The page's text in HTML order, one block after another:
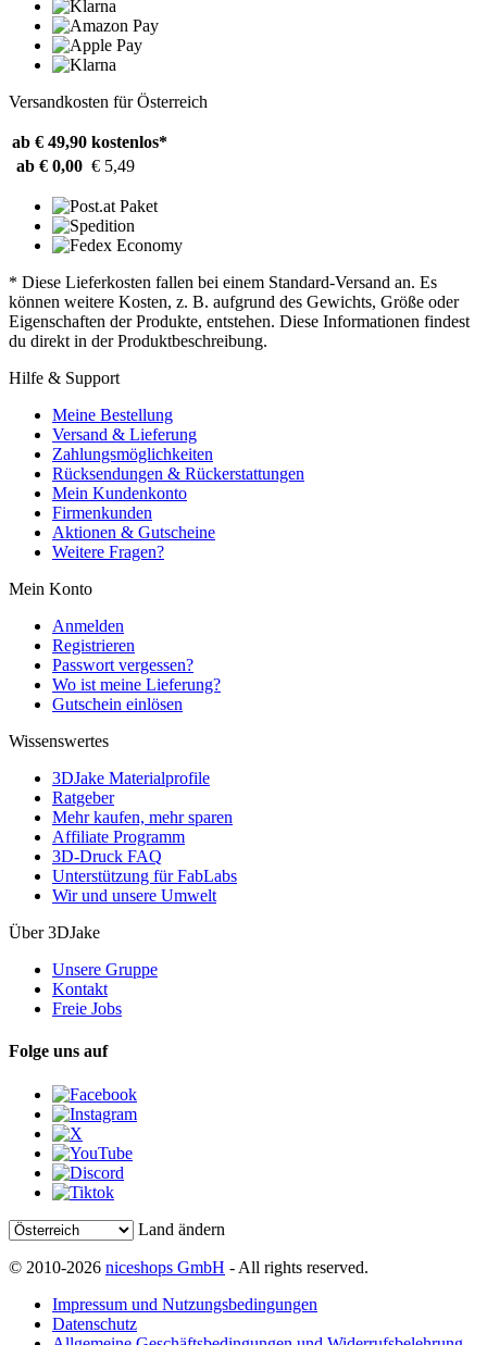
Versandkosten für Österreich
ab € 49,90 kostenlos*
ab € 0,00 € 5,49
* Diese Lieferkosten fallen bei einem Standard-Versand an. Es
können weitere Kosten, z. B. aufgrund des Gewichts, Größe oder
Eigenschaften der Produkte, entstehen. Diese Informationen findest
du direkt in der Produktbeschreibung.
Hilfe & Support
Meine Bestellung
Versand & Lieferung
Zahlungsmöglichkeiten
Rücksendungen & Rückerstattungen
Mein Kundenkonto
Firmenkunden
Aktionen & Gutscheine
Weitere Fragen?
Mein Konto
Anmelden
Registrieren
Passwort vergessen?
Wo ist meine Lieferung?
Gutschein einlösen
Wissenswertes
3DJake Materialprofile
Ratgeber
Mehr kaufen, mehr sparen
Affiliate Programm
3D-Druck FAQ
Unterstützung für FabLabs
Wir und unsere Umwelt
Über 3DJake
Unsere Gruppe
Kontakt
Freie Jobs
Folge uns auf
Land ändern
© 2010-2026 niceshops GmbH - All rights reserved.
Impressum und Nutzungsbedingungen
Datenschutz